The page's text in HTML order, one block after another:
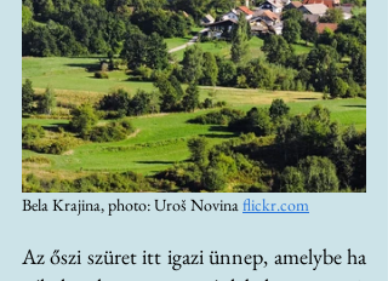
Bela Krajina, photo: Uroš Novina flickr.com
Az őszi szüret itt igazi ünnep, amelybe ha